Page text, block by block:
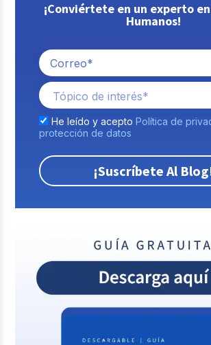
¡Conviértete en un experto
Humanos!
He leído y acepto Política de
protección de datos